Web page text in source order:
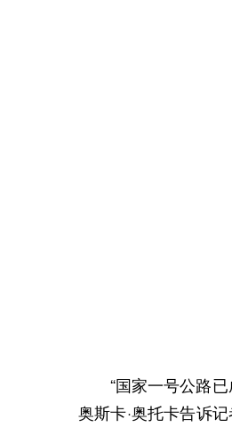
“国家一号公路已
奥斯卡·奥托卡告诉